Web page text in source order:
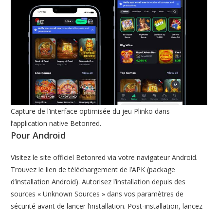
Capture de l’interface optimisée du jeu Plinko dans
l’application native Betonred.
Pour Android
Visitez le site officiel Betonred via votre navigateur Android.
Trouvez le lien de téléchargement de l’APK (package
d’installation Android). Autorisez l’installation depuis des
sources « Unknown Sources » dans vos paramètres de
sécurité avant de lancer l’installation. Post-installation, lancez